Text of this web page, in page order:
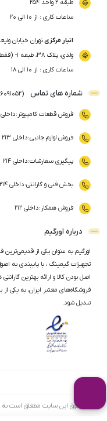
طبقه ۲ واحد ۲۵۴
ساعات کاری : از ۱۰ الی ۲۰
انبار مرکزیتهران خیابان
ولدی، پلاک ۳۸، طبقه ۱- (فقط دریافت کالا با هماهنگی قبلی)
ساعات کاری : از ۱۰ الی ۱۸
شماره های تماس (
فروش قطعات کامپیوتر :داخلی ۲۱۲
فروش لوازم جانبی:داخلی ۲۱۳
پیگیری سفارشات:داخلی ۲۱۴
بخش فنی و گارانتی:داخلی ۲۱۴
فروش همکار :داخلی ۲۱۲
درباره اورگیم
تجهیزات گیمینگ ، با پایبندی به
اصل‌ بودن کالا و ارائه بهترین
فروشگاه‌های معتبر ایران، به یکی از
تبدیل شود.
تمامی حقوق این سایت مطعلق است به